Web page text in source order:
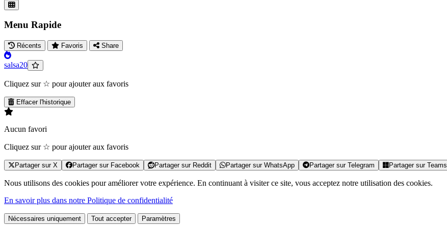
Menu Rapide
Récents Favoris Share
salsa20
Cliquez sur ☆ pour ajouter aux favoris
Effacer l'historique
Aucun favori
Cliquez sur ☆ pour ajouter aux favoris
Partager sur X Partager sur Facebook Partager sur Reddit Partager sur WhatsApp Partager sur Telegram Partager sur Teams
Nous utilisons des cookies pour améliorer votre expérience. En continuant à visiter ce site, vous acceptez notre utilisation des cookies.
En savoir plus dans notre Politique de confidentialité
Nécessaires uniquement Tout accepter Paramètres